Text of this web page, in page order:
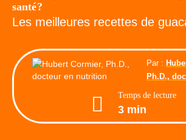
santé?
Les meilleures recettes de
Par :
Ph.D.,
Temps de lecture
3 min